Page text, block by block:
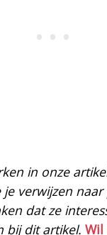
in onze
je verwijzen
dat ze
bij dit artikel. Wil